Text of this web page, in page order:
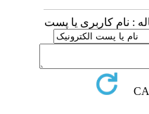
: نام کاربری یا پست